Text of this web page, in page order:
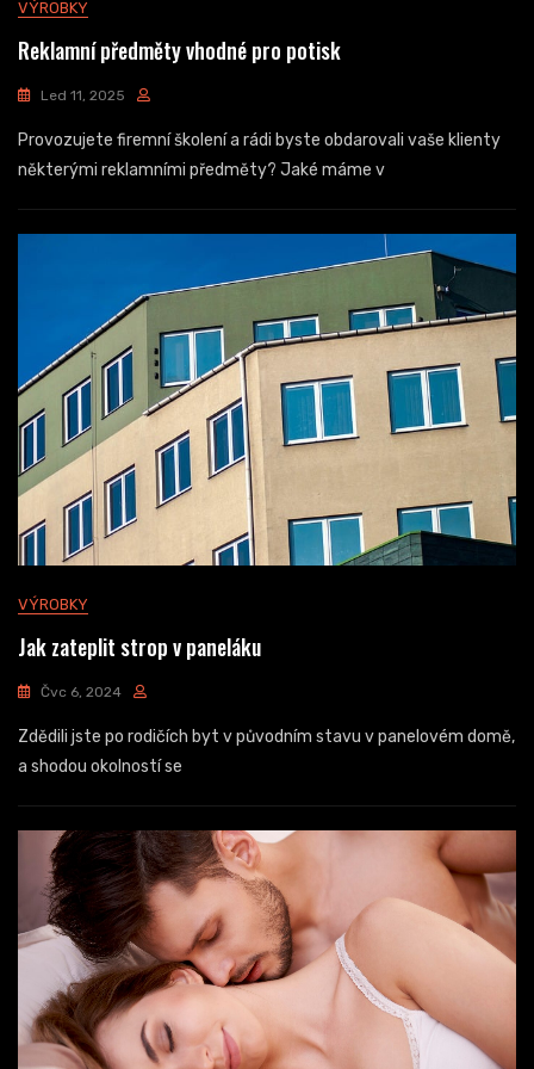
VÝROBKY
Reklamní předměty vhodné pro potisk
Led 11, 2025
Provozujete firemní školení a rádi byste obdarovali vaše klienty
některými reklamními předměty? Jaké máme v
VÝROBKY
Jak zateplit strop v paneláku
Čvc 6, 2024
Zdědili jste po rodičích byt v původním stavu v panelovém domě,
a shodou okolností se